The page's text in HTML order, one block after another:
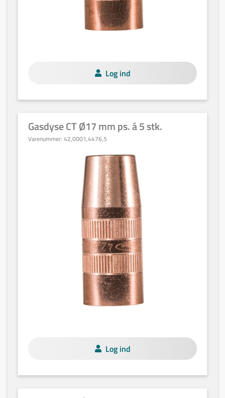
Log ind
Gasdyse CT Ø17 mm ps. á 5 stk.
Varenummer: 42,0001,4476,5
Log ind